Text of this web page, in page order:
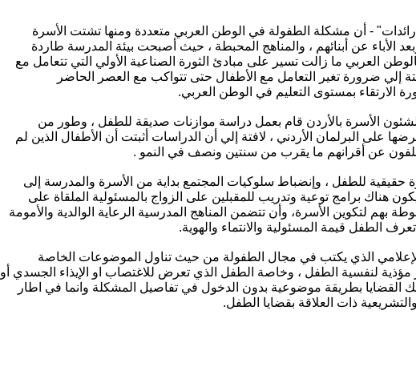
- أن مشكلة الطفولة في الوطن العربي متعددة ومنها تشتت الأسرة
الأباء عن أبنائهم ، والمناهج المحبطة ، حيث أصبحت بيئة المدرسة طاردة
العربي ما زالت تسير على مبادئ الثورة الصناعية الأولي التي تتعامل مع
إلي ضرورة تغير التعامل مع الأطفال حتى تتواكب مع العصر الحاضر
الارتقاء بمستوى التعليم في الوطن العربي.
الأسرة بالأردن قام بعمل دراسة موازنات صديقة للطفل ، وطور من
على البرلمان الأردني ، لافتة إلي أن الدراسات أثبتت أن الأطفال الذين لم
عن أقرانهم ما يقرب من سنتين ونصف في النمو .
للطفل ، وإنضباط سلوكيات المجتمع بداية من الأسرة والمدرسة إلى
هناك برامج توعية وتدريب للمقبلين على الزواج بالمسئولية الملقاة على
بهم لتكوين الأسرة، وأن تتضمن المناهج المدرسية الرعاية الوالدية والأمومة
الطفل قيمة المسئولية والانتماء والهوية.
الذي يكتب في مجال الطفولة من حيث تناول الموضوعات الخاصة
لنفسية الطفل ، وخاصة الطفل الذي تعرض للاغتصاب او الإيذاء الجسدي أو
القضايا بطريقة موضوعية بدون الدخول في تفاصيل المشكلة وانما في اطار
والتشريعية ذات العلاقة بقضايا الطفل.